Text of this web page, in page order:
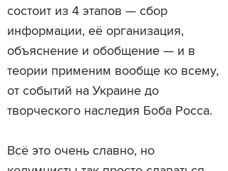
состоит из 4 этапов — сбор
информации, её организация,
объяснение и обобщение — и в
теории применим вообще ко всему,
от событий на Украине до
творческого наследия Боба Росса.
Всё это очень славно, но